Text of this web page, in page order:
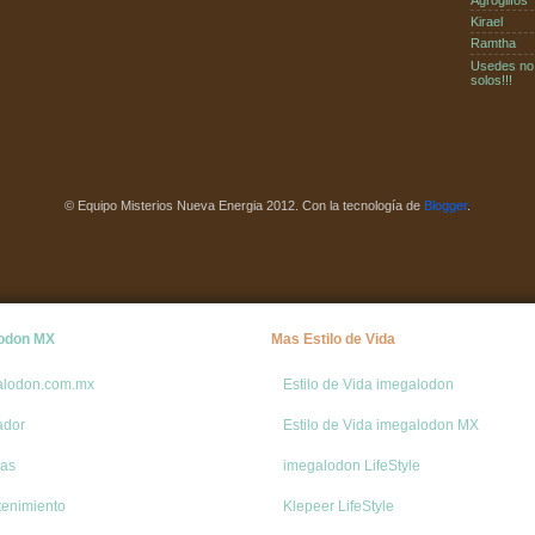
Kirael
Ramtha
Usedes
solos!!!
© Equipo Misterios Nueva Energia 2012. Con la tecnología de Blogger.
MX Mas Estilo de Vida
Estilo de Vida imegalodon
Estilo de Vida imegalodon MX
imegalodon LifeStyle
Klepeer LifeStyle